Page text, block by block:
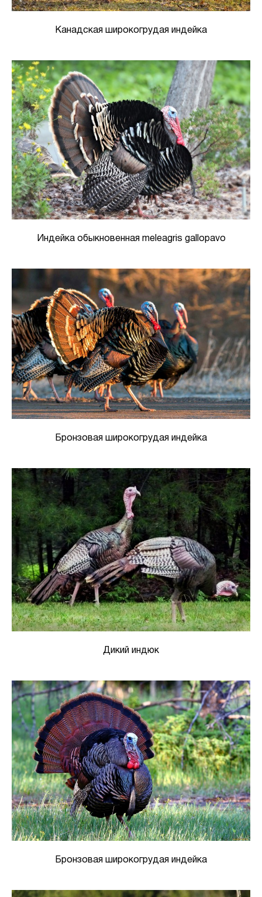
Канадская широкогрудая индейка
Индейка обыкновенная meleagris gallopavo
Бронзовая широкогрудая индейка
Дикий индюк
Бронзовая широкогрудая индейка